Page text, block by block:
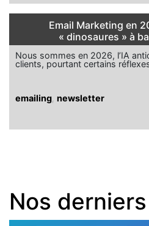
Email Marketing en
« dinosaures » à
Nous sommes en 2026, l’IA
clients, pourtant certains
emailing newsletter
Nos